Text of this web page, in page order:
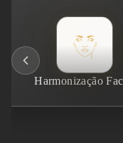
Harmonização Facial